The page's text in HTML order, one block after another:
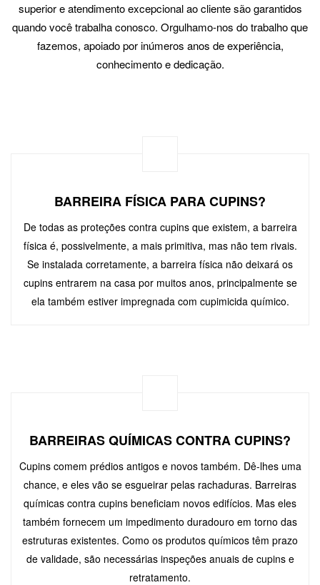
superior e atendimento excepcional ao cliente são garantidos
quando você trabalha conosco. Orgulhamo-nos do trabalho que
fazemos, apoiado por inúmeros anos de experiência,
conhecimento e dedicação.
BARREIRA FÍSICA PARA CUPINS?
De todas as proteções contra cupins que existem, a barreira
física é, possivelmente, a mais primitiva, mas não tem rivais.
Se instalada corretamente, a barreira física não deixará os
cupins entrarem na casa por muitos anos, principalmente se
ela também estiver impregnada com cupimicida químico.
BARREIRAS QUÍMICAS CONTRA CUPINS?
Cupins comem prédios antigos e novos também. Dê-lhes uma
chance, e eles vão se esgueirar pelas rachaduras. Barreiras
químicas contra cupins beneficiam novos edifícios. Mas eles
também fornecem um impedimento duradouro em torno das
estruturas existentes. Como os produtos químicos têm prazo
de validade, são necessárias inspeções anuais de cupins e
retratamento.